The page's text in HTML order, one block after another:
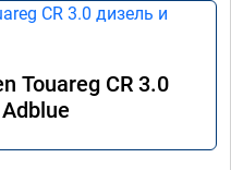
Touareg CR 3.0